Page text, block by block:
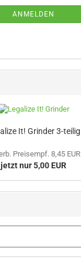
ANMELDEN
It! Grinder 3-teilig
Preisempf. 8,45 EUR
jetzt nur 5,00 EUR